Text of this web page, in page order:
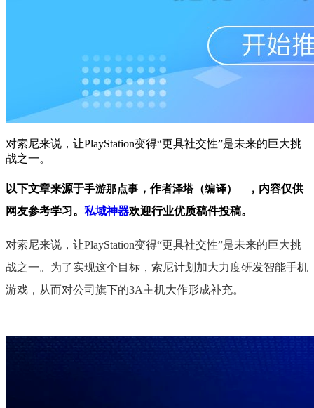
对索尼来说，让PlayStation变得“更具社交性”是未来的巨大挑
战之一。
以下文章来源于手游那点事 ，作者泽塔（编译）
，内容仅供
网友参考学习。 私域神器欢迎行业优质稿件投稿。
对索尼来说，让PlayStation变得“更具社交性”是未来的巨大挑
战之一。为了实现这个目标，索尼计划加大力度研发智能手机
游戏，从而对公司旗下的3A主机大作形成补充。